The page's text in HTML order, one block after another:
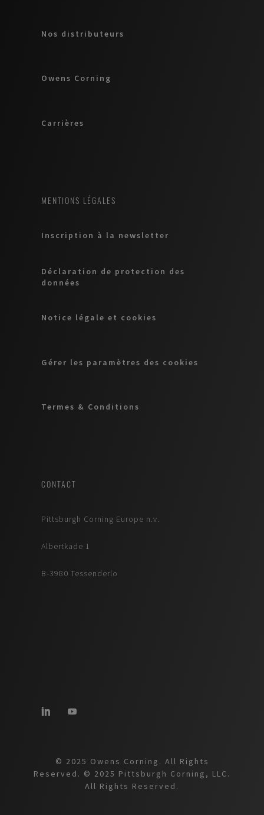
Nos distributeurs
Owens Corning
Carrières
MENTIONS LÉGALES
Inscription à la newsletter
Déclaration de protection des
données
Notice légale et cookies
Gérer les paramètres des cookies
Termes & Conditions
CONTACT
Pittsburgh Corning Europe n.v.
Albertkade 1
B-3980 Tessenderlo
© 2025 Owens Corning. All Rights
Reserved. © 2025 Pittsburgh Corning, LLC.
All Rights Reserved.